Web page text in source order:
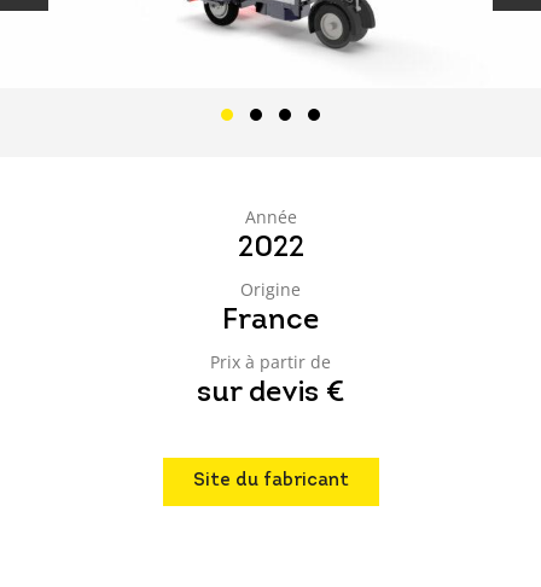
Année
2022
Origine
France
Prix à partir de
sur devis €
Site du fabricant